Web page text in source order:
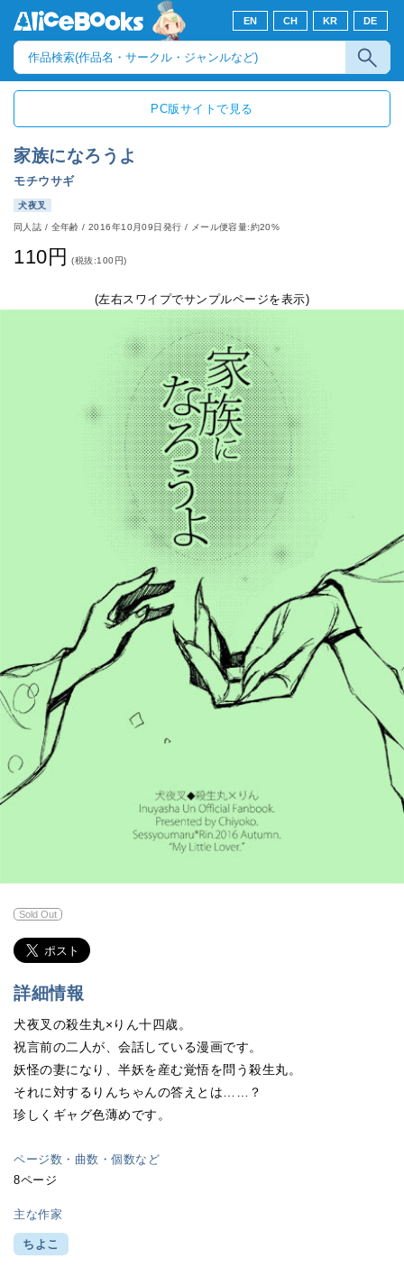
EN CH KR DE
PC版サイトで見る
家族になろうよ
モチウサギ
犬夜叉
同人誌 / 全年齢/2016年10月09日発行 / メール便容量:約20%
110円 (税抜:100円)
(左右スワイプでサンプルページを表示)
Sold Out
詳細情報
犬夜叉の殺生丸×りん十四歳。
祝言前の二人が、会話している漫画です。
妖怪の妻になり、半妖を産む覚悟を問う殺生丸。
それに対するりんちゃんの答えとは……？
珍しくギャグ色薄めです。
ページ数・曲数・個数など
8ページ
主な作家
ちよこ